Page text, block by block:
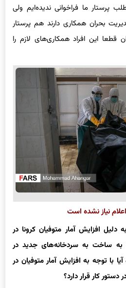
پرستار ما فراخوانی ندیده‌ایم ولی
بحران همکاری دارند هم پرستار
این افراد همکاری‌های لازم را
نیاز نشده است
افزایش آمار متوفیان کرونا در
به ساخت به سردخانه‌های جدید در
با توجه به افزایش آمار متوفیان در
کار قرار دارد؟